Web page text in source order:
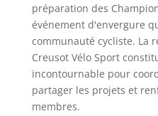
préparation des
événement d'envergure
communauté cycliste. La
Creusot Vélo Sport
incontournable pour
partager les projets et
membres.